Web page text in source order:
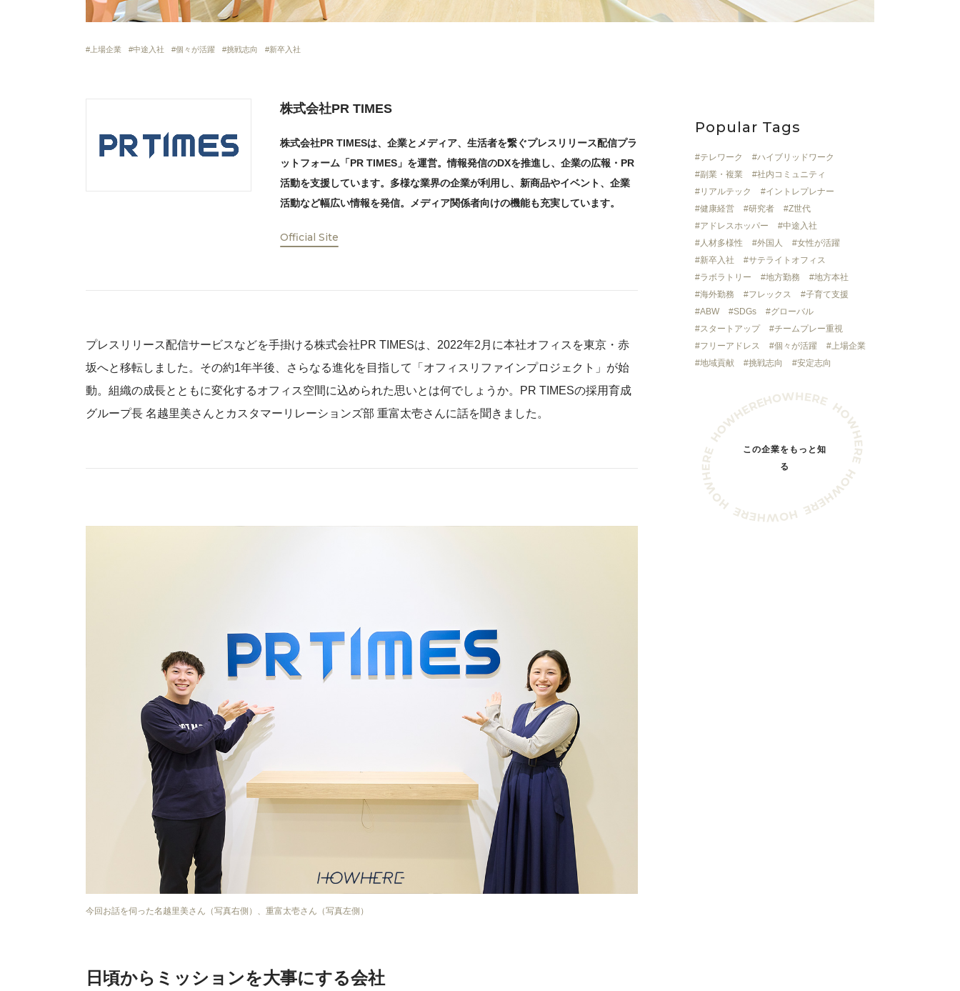
上場企業 中途入社 個々が活躍 挑戦志向 新卒入社
Popular Tags
テレワーク
ハイブリッドワーク
副業・複業
社内コミュニティ
リアルテック
イントレプレナー
健康経営
研究者
Z世代
アドレスホッパー
中途入社
人材多様性
外国人
女性が活躍
新卒入社
サテライトオフィス
ラボラトリー
地方勤務
地方本社
海外勤務
フレックス
子育て支援
ABW
SDGs
グローバル
スタートアップ
チームプレー重視
フリーアドレス
個々が活躍
上場企業
地域貢献
挑戦志向 安定志向
この企業をもっと知
る
株式会社PR TIMES
株式会社PR TIMESは、企業とメディア、生活者を繋ぐプレスリリース配信プラ
ットフォーム「PR TIMES」を運営。情報発信のDXを推進し、企業の広報・PR
活動を支援しています。多様な業界の企業が利用し、新商品やイベント、企業
活動など幅広い情報を発信。メディア関係者向けの機能も充実しています。
Official Site
プレスリリース配信サービスなどを手掛ける株式会社PR TIMESは、2022年2月に本社オフィスを東京・赤
坂へと移転しました。その約1年半後、さらなる進化を目指して「オフィスリファインプロジェクト」が始
動。組織の成長とともに変化するオフィス空間に込められた思いとは何でしょうか。PR TIMESの採用育成
グループ長 名越里美さんとカスタマーリレーションズ部 重富太壱さんに話を聞きました。
今回お話を伺った名越里美さん（写真右側）、重富太壱さん（写真左側）
日頃からミッションを大事にする会社